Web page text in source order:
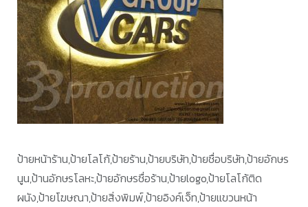
ป้ายหน้าร้าน,ป้ายโลโก้,ป้ายร้าน,ป้ายบริษัท,ป้ายชื่อบริษัท,ป้ายอักษร
นูน,ป้านอักษรโลหะ,ป้ายอักษรชื่อร้าน,ป้ายlogo,ป้ายโลโก้ติด
ผนัง,ป้ายโฆษณา,ป้ายสิ่งพิมพ์,ป้ายอิงค์เจ็ท,ป้ายแขวนหน้า